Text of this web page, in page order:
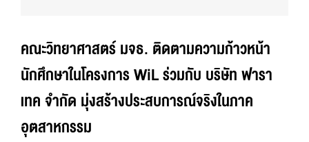
คณะวิทยาศาสตร์ มจธ. ติดตามความก้าวหน้า
นักศึกษาในโครงการ WiL ร่วมกับ บริษัท ฟารา
เทค จำกัด มุ่งสร้างประสบการณ์จริงในภาค
อุตสาหกรรม